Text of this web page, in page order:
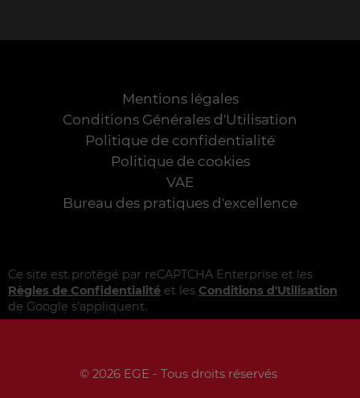
Mentions légales
Conditions Générales d'Utilisation
Politique de confidentialité
Politique de cookies
VAE
Bureau des pratiques d'excellence
Ce site est protégé par reCAPTCHA Enterprise et les
Règles de Confidentialité et les Conditions d'Utilisation
de Google s'appliquent.
© 2026 EGE - Tous droits réservés